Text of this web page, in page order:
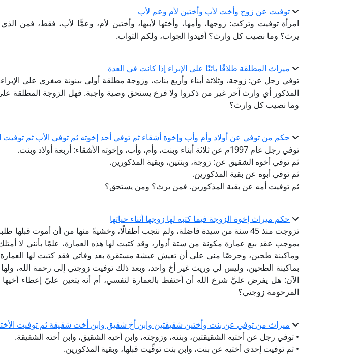
توفيت عن زوج وأخت لأب وأختين لأم وعم لأب
امرأة توفيت وتركت: زوجها، وأمها، وأختها لأبيها، وأختين لأم، وعمًّا لأب، فقط، فمن
يرث؟ وما نصيب كل وارث؟ أفيدوا الجواب، ولكم الثواب.
ميراث المطلقة طلاقًا بائنًا على الإبراء إذا كانت في العدة
توفي رجل عن: زوجة، وثلاثة أبناء وأربع بنات، وزوجة مطلقة أولى بينونة صغرى على
المذكور أي وارث آخر غير من ذكروا ولا فرع يستحق وصية واجبة. فهل الزوجة المطلقة
وما نصيب كل وارث؟
حكم من توفي عن أولاد وأم وأب وإخوة أشقاء ثم توفي أحد إخوته ثم توفي الأب ثم توفيت
توفي رجل عام 1997م عن ثلاثة أبناء وبنت، وأم، وأب، وإخوته الأشقاء: أربعة أولاد وبنت.
ثم توفي أخوه الشقيق عن: زوجة، وبنتين، وبقية المذكورين.
ثم توفي أبوه عن بقية المذكورين.
ثم توفيت أمه عن بقية المذكورين. فمن يرث؟ ومن يستحق؟
حكم ميراث إخوة الزوجة فيما كتبه لها زوجها أثناء حياتها
تزوجت منذ 45 سنة من سيدة فاضلة، ولم ننجب أطفالًا، وخشيةً منها من أن أموت قبلها
بموجب عقد بيع عمارة مكونة من ستة أدوار، وقد كتبت لها هذه العمارة، علمًا بأنني لا
وماكينة طحين، وحرصًا مني على أن تعيش عيشة مستقرة بعد وفاتي فقد كتبت لها
بماكينة الطحين، وليس لي وريث غير أخ واحد، وبعد ذلك توفيت زوجتي إلى رحمة الله،
الآن: هل يفرض عليَّ شرع الله أن أحتفظ بالعمارة لنفسي، أم أنه يتعين عليّ إعطاء أخيها
المرحومة زوجتي؟
ميراث من توفي عن بنت وأختين شقيقتين وابن أخ شقيق وابن أخت شقيقة ثم توفيت
• توفي رجل عن أختيه الشقيقتين، وبنته، وزوجته، وابن أخيه الشقيق، وابن أخته الشقيقة.
• ثم توفيت إحدى أختيه عن بنت، وابن بنت توفِّيت قبلها، وبقية المذكورين.